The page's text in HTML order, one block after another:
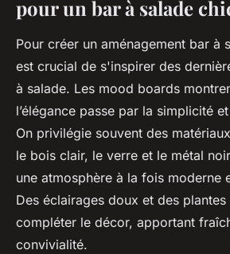
pour un bar à salade
Pour créer un aménagement bar à
est crucial de s'inspirer des
à salade. Les mood boards
l’élégance passe par la simplicité
On privilégie souvent des
le bois clair, le verre et le métal
une atmosphère à la fois moderne
Des éclairages doux et des
compléter le décor, apportant
convivialité.